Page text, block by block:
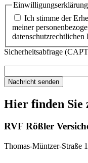
Ich stimme der
meiner
Sicherheitsabfrage
Hier finden Sie
RVF Rößler
Thomas-Müntzer-Straße